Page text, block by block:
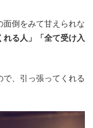
面倒をみて甘えられな
れる人」「全て受け入
、引っ張ってくれる